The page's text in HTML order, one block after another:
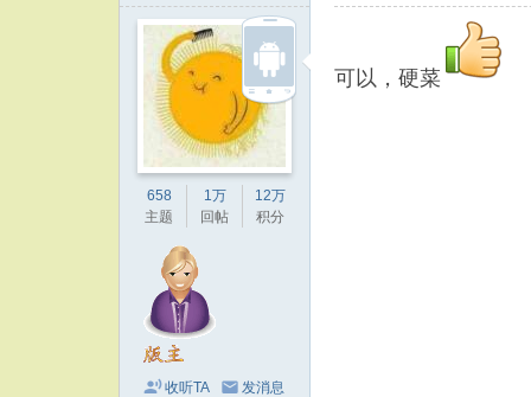
658
主题
1万
回帖
12万
积分
收听TA 发消息
可以，硬菜